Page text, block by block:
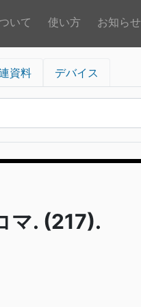
いて 使い方 お知らせ
資料 デバイス
マ. (217).